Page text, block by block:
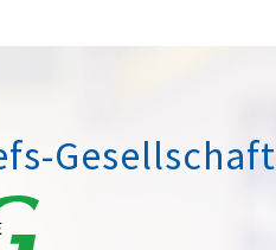
Gesellschaft